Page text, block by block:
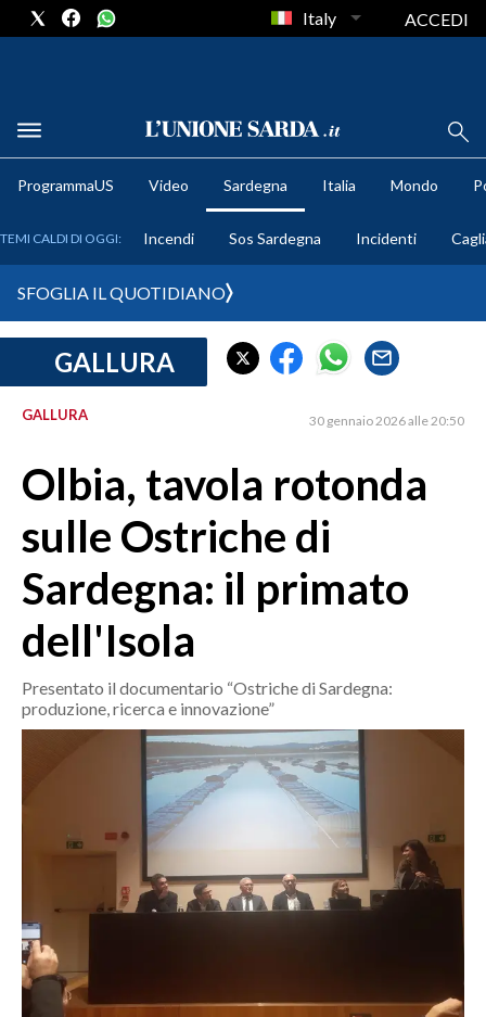
METEO
CRONACA SARDEGNA
MEDIO CAMPIDANO
ORISTANO E PROVINCIA
GALLURA
NUORO E PROVINCIA
OGLIASTRA
AGENDA
ECONOMIA
SERVIZI ALLE IMPRESE
LAVORO
Italy ACCEDI
ProgrammaUS Video Sardegna Italia Mondo
TEMI CALDI DI OGGI: Incendi Sos Sardegna Incidenti
SFOGLIA IL QUOTIDIANO
GALLURA
GALLURA 30 gennaio 2026 alle 20:50
Olbia, tavola rotonda
sulle Ostriche di
Sardegna: il primato
dell'Isola
Presentato il documentario “Ostriche di Sardegna:
produzione, ricerca e innovazione”